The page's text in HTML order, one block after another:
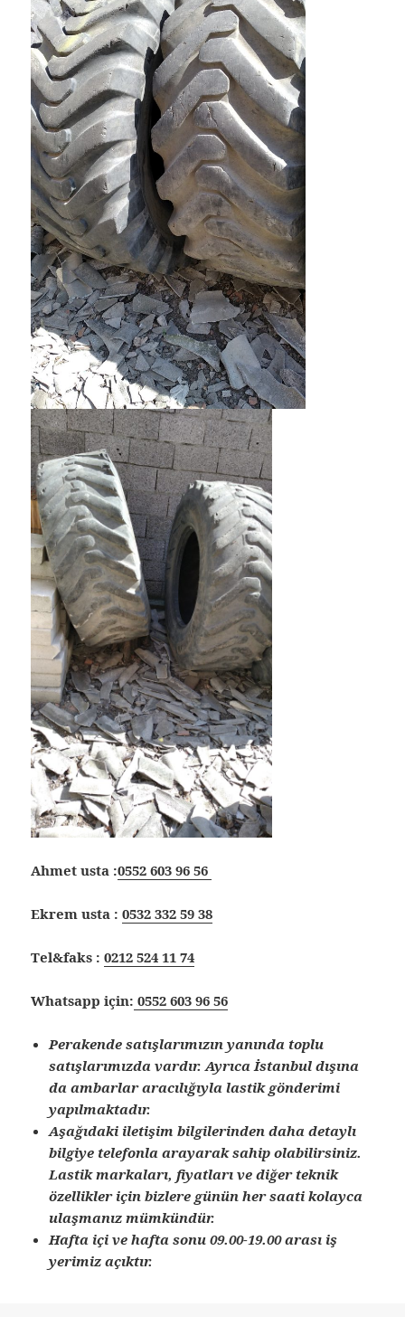
Ahmet usta :0552 603 96 56
Ekrem usta :0532 332 59 38
Tel&faks :0212 524 11 74
Whatsapp için: 0552 603 96 56
Perakende satışlarımızın yanında toplu
satışlarımızda vardır. Ayrıca İstanbul dışına
da ambarlar aracılığıyla lastik gönderimi
yapılmaktadır.
Aşağıdaki iletişim bilgilerinden daha detaylı
bilgiye telefonla arayarak sahip olabilirsiniz.
Lastik markaları, fiyatları ve diğer teknik
özellikler için bizlere günün her saati kolayca
ulaşmanız mümkündür.
Hafta içi ve hafta sonu 09.00-19.00 arası iş
yerimiz açıktır.